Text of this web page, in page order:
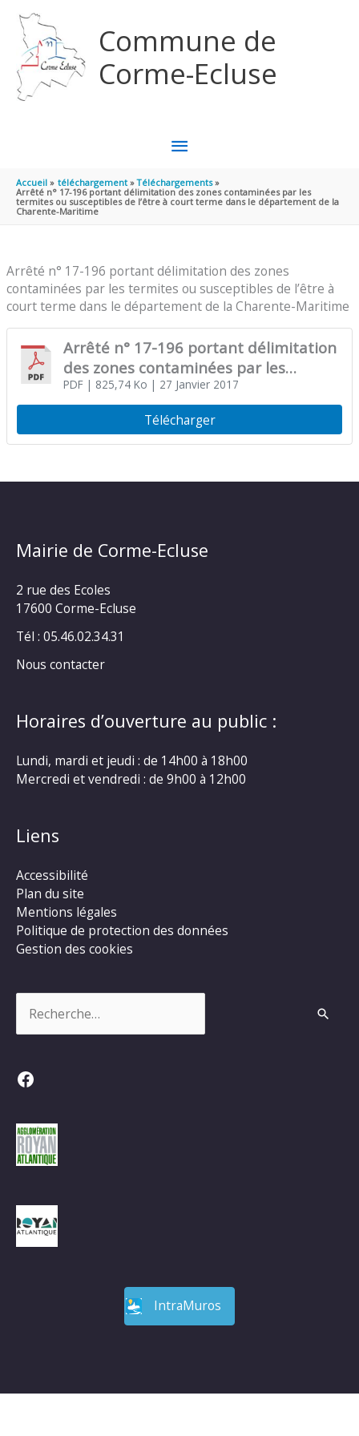
Commune de
Corme-Ecluse
MENU
PRINCIPAL
Accueil téléchargement
Téléchargements
Arrêté n° 17-196 portant délimitation des zones contaminées par les
termites ou susceptibles de l’être à court terme dans le département de la
Charente-Maritime
Arrêté n° 17-196 portant délimitation des zones
contaminées par les termites ou susceptibles de l’être à
court terme dans le département de la Charente-Maritime
Arrêté n° 17-196 portant délimitation
des zones contaminées par les
termites ou susceptibles de l’être à
court terme dans le département de
la Charente-Maritime
PDF| 825,74 Ko | 27 Janvier 2017
Télécharger
Mairie de Corme-Ecluse
2 rue des Ecoles
17600 Corme-Ecluse
Tél : 05.46.02.34.31
Nous contacter
Horaires d’ouverture au public :
Lundi, mardi et jeudi : de 14h00 à 18h00
Mercredi et vendredi : de 9h00 à 12h00
Liens
Accessibilité
Plan du site
Mentions légales
Politique de protection des données
Gestion des cookies
Facebook
IntraMuros